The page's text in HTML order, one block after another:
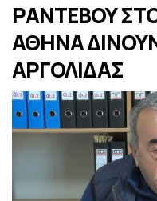
ΡΑΝΤΕΒΟΥ
ΑΘΗΝΑ
ΑΡΓΟΛΙΔΑΣ